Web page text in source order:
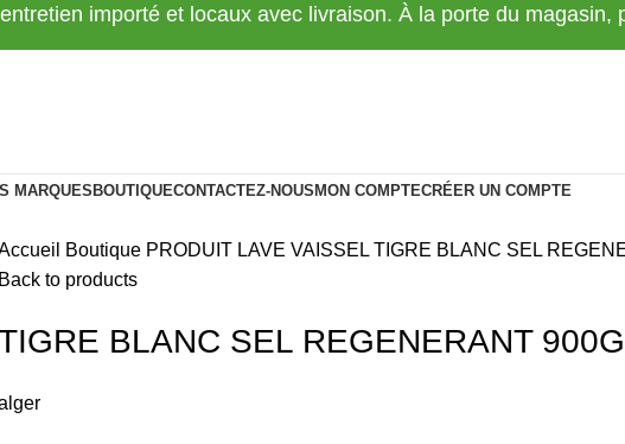
importé et locaux avec livraison. À la porte du magasin,
MARQUES BOUTIQUECONTACTEZ-NOUS MON COMPTECRÉER UN COMPTE
Boutique PRODUIT LAVE VAISSEL TIGRE BLANC SEL
Back to products
BLANC SEL REGENERANT